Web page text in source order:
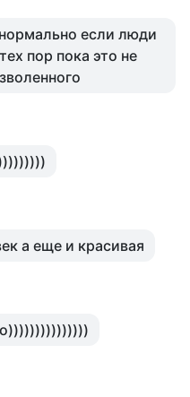
если люди
пор пока это не
а еще и красивая